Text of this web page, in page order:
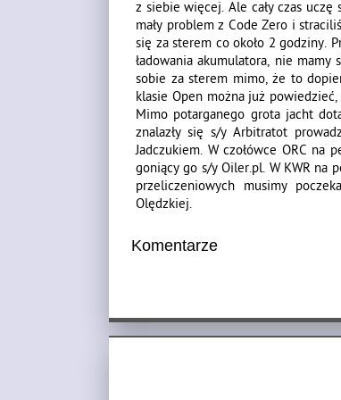
z siebie więcej. Ale cały czas
mały problem z Code Zero i
się za sterem co około 2 godziny.
ładowania akumulatora, nie mamy
sobie za sterem mimo, że to
klasie Open można już
Mimo potarganego grota jacht
znalazły się s/y Arbitratot
Jadczukiem. W czołówce ORC
goniący go s/y Oiler.pl. W KWR na
przeliczeniowych musimy
Olędzkiej.
Komentarze